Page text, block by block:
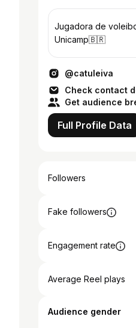
Jugadora de
Unicamp🇧🇷
@catuleiva
Check contact
Get audience
Full Profile Data
Followers
Fake followers
Engagement rate
Average Reel plays
Audience gender